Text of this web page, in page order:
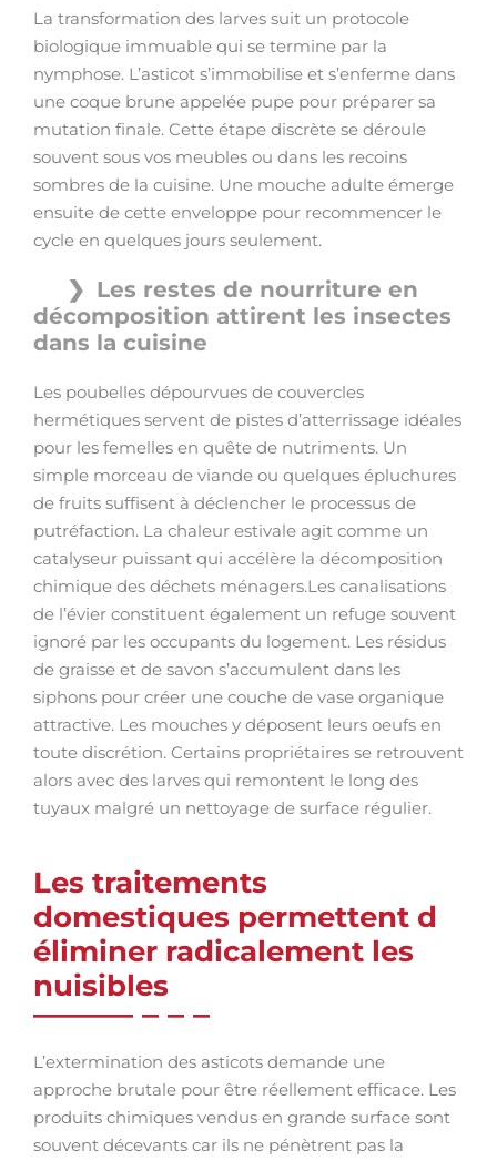
La transformation des larves suit un protocole
biologique immuable qui se termine par la
nymphose. L’asticot s’immobilise et s’enferme dans
une coque brune appelée pupe pour préparer sa
mutation finale. Cette étape discrète se déroule
souvent sous vos meubles ou dans les recoins
sombres de la cuisine. Une mouche adulte émerge
ensuite de cette enveloppe pour recommencer le
cycle en quelques jours seulement.
Les restes de nourriture en
décomposition attirent les insectes
dans la cuisine
Les poubelles dépourvues de couvercles
hermétiques servent de pistes d’atterrissage idéales
pour les femelles en quête de nutriments. Un
simple morceau de viande ou quelques épluchures
de fruits suffisent à déclencher le processus de
putréfaction. La chaleur estivale agit comme un
catalyseur puissant qui accélère la décomposition
chimique des déchets ménagers.Les canalisations
de l’évier constituent également un refuge souvent
ignoré par les occupants du logement. Les résidus
de graisse et de savon s’accumulent dans les
siphons pour créer une couche de vase organique
attractive. Les mouches y déposent leurs oeufs en
toute discrétion. Certains propriétaires se retrouvent
alors avec des larves qui remontent le long des
tuyaux malgré un nettoyage de surface régulier.
Les traitements
domestiques permettent d
éliminer radicalement les
nuisibles
L’extermination des asticots demande une
approche brutale pour être réellement efficace. Les
produits chimiques vendus en grande surface sont
souvent décevants car ils ne pénètrent pas la